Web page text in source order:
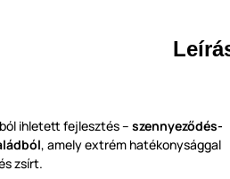
ihletett fejlesztés – szennyeződés-
, amely extrém hatékonysággal
zsírt.